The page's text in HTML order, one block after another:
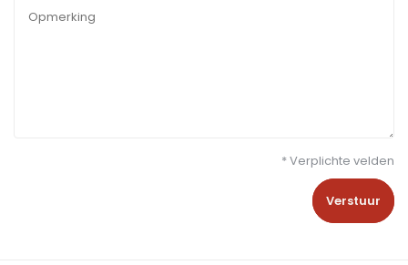
* Verplichte velden
Verstuur